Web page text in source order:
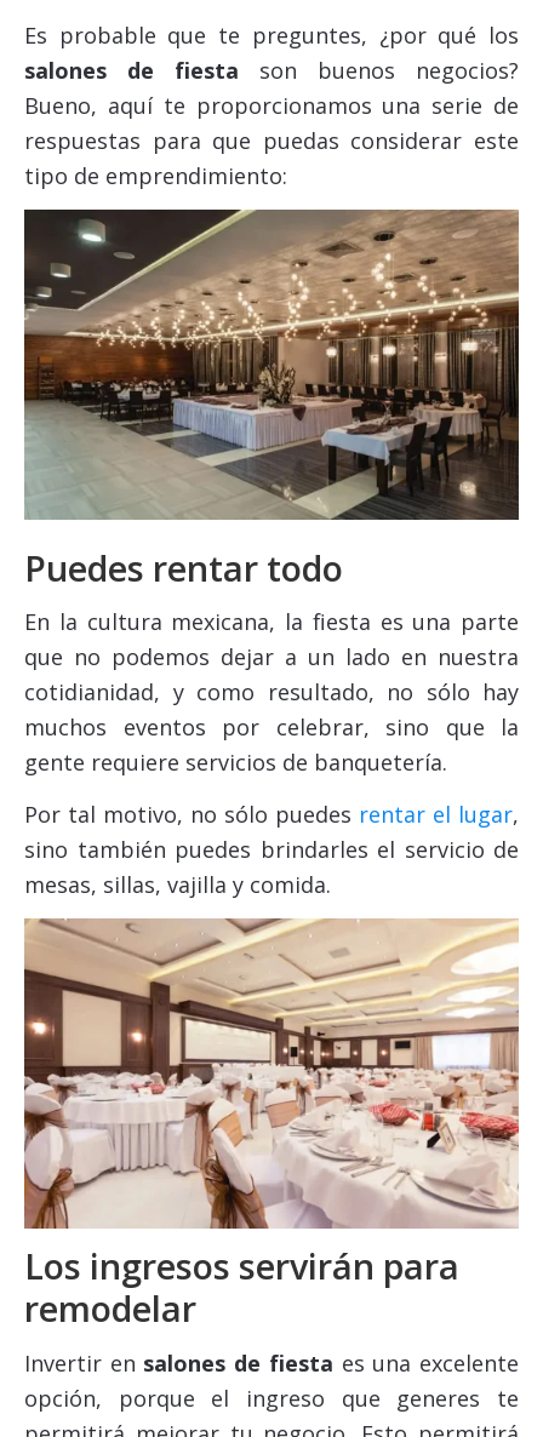
Es probable que te preguntes, ¿por qué los
salones de fiesta son buenos negocios?
Bueno, aquí te proporcionamos una serie de
respuestas para que puedas considerar este
tipo de emprendimiento:
Puedes rentar todo
En la cultura mexicana, la fiesta es una parte
que no podemos dejar a un lado en nuestra
cotidianidad, y como resultado, no sólo hay
muchos eventos por celebrar, sino que la
gente requiere servicios de banquetería.
Por tal motivo, no sólo puedes rentar el lugar,
sino también puedes brindarles el servicio de
mesas, sillas, vajilla y comida.
Los ingresos servirán para
remodelar
Invertir en salones de fiesta es una excelente
opción, porque el ingreso que generes te